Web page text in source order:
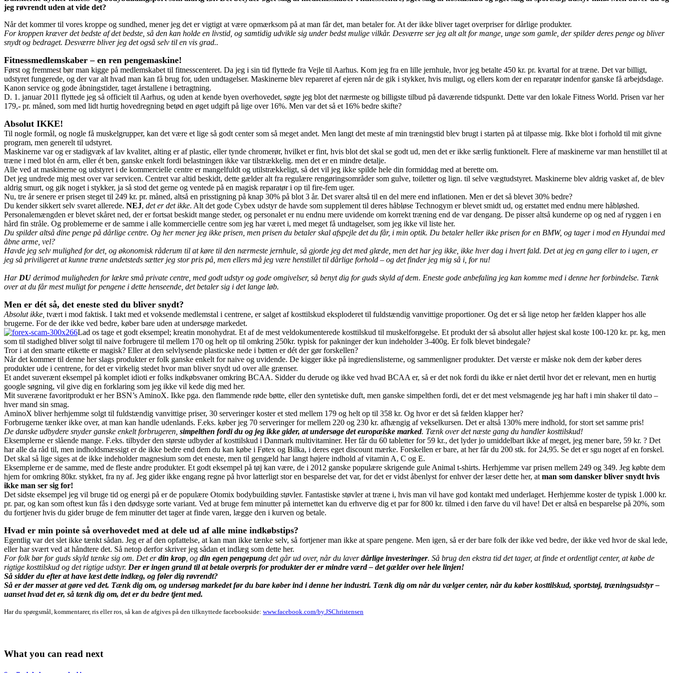
jeg røvrendt uden at vide det?
Når det kommer til vores kroppe og sundhed, mener jeg det er vigtigt at være opmærksom på at man får det, man betaler for. At der ikke bliver taget overpriser for dårlige produkter.
For kroppen kræver det bedste af det bedste, så den kan holde en livstid, og samtidig udvikle sig under bedst mulige vilkår. Desværre ser jeg alt alt for mange, unge som gamle, der spilder deres penge og bliver
snydt og bedraget. Desværre bliver jeg det også selv til en vis grad..
Fitnessmedlemskaber – en ren pengemaskine!
Først og fremmest bør man kigge på medlemskabet til fitnesscenteret. Da jeg i sin tid flyttede fra Vejle til Aarhus. Kom jeg fra en lille jernhule, hvor jeg betalte 450 kr. pr. kvartal for at træne. Det var billigt,
udstyret fungerede, og der var alt hvad man kan få brug for, uden undtagelser. Maskinerne blev repareret af ejeren når de gik i stykker, hvis muligt, og ellers kom der en reparatør indenfor ganske få arbejdsdage.
Kanon service og gode åbningstider, taget årstallene i betragtning.
D. 1. januar 2011 flyttede jeg så officielt til Aarhus, og uden at kende byen overhovedet, søgte jeg blot det nærmeste og billigste tilbud på daværende tidspunkt. Dette var den lokale Fitness World. Prisen var her
179,- pr. måned, som med lidt hurtig hovedregning betød en øget udgift på lige over 16%. Men var det så et 16% bedre skifte?
Absolut IKKE!
Til nogle formål, og nogle få muskelgrupper, kan det være et lige så godt center som så meget andet. Men langt det meste af min træningstid blev brugt i starten på at tilpasse mig. Ikke blot i forhold til mit givne
program, men generelt til udstyret.
Maskinerne var og er stadigvæk af lav kvalitet, alting er af plastic, eller tynde chromerør, hvilket er fint, hvis blot det skal se godt ud, men det er ikke særlig funktionelt. Flere af maskinerne var man henstillet til at
træne i med blot én arm, eller ét ben, ganske enkelt fordi belastningen ikke var tilstrækkelig. men det er en mindre detalje.
Alle ved at maskinerne og udstyret i de kommercielle centre er mangelfuldt og utilstrækkeligt, så det vil jeg ikke spilde hele din formiddag med at berette om.
Det jeg undrede mig mest over var servicen. Centret var altid beskidt, dette gælder alt fra regulære rengøringsområder som gulve, toiletter og lign. til selve vægtudstyret. Maskinerne blev aldrig vasket af, de blev
aldrig smurt, og gik noget i stykker, ja så stod det gerne og ventede på en magisk reparatør i op til fire-fem uger.
Nu, tre år senere er prisen steget til 249 kr. pr. måned, altså en prisstigning på knap 30% på blot 3 år. Det svarer altså til en del mere end inflationen. Men er det så blevet 30% bedre?
Du kender sikkert selv svaret allerede. NEJ, det er det ikke. Alt det gode Cybex udstyr de havde som supplement til deres håbløse Technogym er blevet smidt ud, og erstattet med endnu mere håbløshed.
Personalemængden er blevet skåret ned, der er fortsat beskidt mange steder, og personalet er nu endnu mere uvidende om korrekt træning end de var dengang. De pisser altså kunderne op og ned af ryggen i en
hård fin stråle. Og problemerne er de samme i alle kommercielle centre som jeg har været i, med meget få undtagelser, som jeg ikke vil liste her.
Du spilder altså dine penge på dårlige centre. Og her mener jeg ikke prisen, men prisen du betaler skal afspejle det du får, i min optik. Du betaler heller ikke prisen for en BMW, og tager i mod en Hyundai med
åbne arme, vel?
Havde jeg selv mulighed for det, og økonomisk råderum til at køre til den nærmeste jernhule, så gjorde jeg det med glæde, men det har jeg ikke, ikke hver dag i hvert fald. Det at jeg en gang eller to i ugen, er
jeg så priviligeret at kunne træne andetsteds sætter jeg stor pris på, men ellers må jeg være henstillet til dårlige forhold – og det finder jeg mig så i, for nu!
Har DUderimod muligheden for lækre små private centre, med godt udstyr og gode omgivelser, så benyt dig for guds skyld af dem. Eneste gode anbefaling jeg kan komme med i denne her forbindelse. Tænk
over at du får mest muligt for pengene i dette henseende, det betaler sig i det lange løb.
Men er dét så, det eneste sted du bliver snydt?
Absolut ikke, tvært i mod faktisk. I takt med et voksende medlemstal i centrene, er salget af kosttilskud eksploderet til fuldstændig vanvittige proportioner. Og det er så lige netop her fælden klapper hos alle
brugerne. For de der ikke ved bedre, køber bare uden at undersøge markedet.
Lad os tage et godt eksempel; kreatin monohydrat. Et af de mest veldokumenterede kosttilskud til muskelforøgelse. Et produkt der så absolut aller højest skal koste 100-120 kr. pr. kg, men
som til stadighed bliver solgt til naive forbrugere til mellem 170 og helt op til omkring 250kr. typisk for pakninger der kun indeholder 3-400g. Er folk blevet bindegale?
Tror i at den smarte etikette er magisk? Eller at den selvlysende plasticske nede i bøtten er dét der gør forskellen?
Når det kommer til denne her slags produkter er folk ganske enkelt for naive og uvidende. De kigger ikke på ingredienslisterne, og sammenligner produkter. Det værste er måske nok dem der køber deres
produkter ude i centrene, for det er virkelig stedet hvor man bliver snydt ud over alle grænser.
Et andet suverænt eksempel på komplet idioti er folks indkøbsvaner omkring BCAA. Sidder du derude og ikke ved hvad BCAA er, så er det nok fordi du ikke er nået dertil hvor det er relevant, men en hurtig
google søgning, vil give dig en forklaring som jeg ikke vil kede dig med her.
Mit suveræne favoritprodukt er her BSN’s AminoX. Ikke pga. den flammende røde bøtte, eller den syntetiske duft, men ganske simpelthen fordi, det er det mest velsmagende jeg har haft i min shaker til dato –
hver mand sin smag.
AminoX bliver herhjemme solgt til fuldstændig vanvittige priser, 30 serveringer koster et sted mellem 179 og helt op til 358 kr. Og hvor er det så fælden klapper her?
Forbrugerne tænker ikke over, at man kan handle udenlands. F.eks. køber jeg 70 serveringer for mellem 220 og 230 kr. afhængig af vekselkursen. Det er altså 130% mere indhold, for stort set samme pris!
De danske udbydere snyder ganske enkelt forbrugeren, simpelthen fordi du og jeg ikke gider, at undersøge det europæiske marked. Tænk over det næste gang du handler kosttilskud!
Eksemplerne er slående mange. F.eks. tilbyder den største udbyder af kosttilskud i Danmark multivitaminer. Her får du 60 tabletter for 59 kr., det lyder jo umiddelbart ikke af meget, jeg mener bare, 59 kr. ? Det
har alle da råd til, men indholdsmæssigt er de ikke bedre end dem du kan købe i Føtex og Bilka, i deres eget discount mærke. Forskellen er bare, at her får du 200 stk. for 24,95. Se det er sgu noget af en forskel.
Det skal så lige siges at de ikke indeholder magnesium som det eneste, men til gengæld har langt højere indhold af vitamin A, C og E.
Eksemplerne er de samme, med de fleste andre produkter. Et godt eksempel på tøj kan være, de i 2012 ganske populære skrigende gule Animal t-shirts. Herhjemme var prisen mellem 249 og 349. Jeg købte dem
hjem for omkring 80kr. stykket, fra ny af. Jeg gider ikke engang regne på hvor latterligt stor en besparelse det var, for det er vidst åbenlyst for enhver der læser dette her, at man som dansker bliver snydt hvis
ikke man ser sig for!
Det sidste eksempel jeg vil bruge tid og energi på er de populære Otomix bodybuilding støvler. Fantastiske støvler at træne i, hvis man vil have god kontakt med underlaget. Herhjemme koster de typisk 1.000 kr.
pr. par, og kan som oftest kun fås i den dødsyge sorte variant. Ved at bruge fem minutter på internettet kan du erhverve dig et par for 800 kr. tilmed i den farve du vil have! Det er altså en besparelse på 20%, som
du fortjener hvis du gider bruge de fem minutter det tager at finde varen, lægge den i kurven og betale.
Hvad er min pointe så overhovedet med at dele ud af alle mine indkøbstips?
Egentlig var det slet ikke tænkt sådan. Jeg er af den opfattelse, at kan man ikke tænke selv, så fortjener man ikke at spare pengene. Men igen, så er der bare folk der ikke ved bedre, der ikke ved hvor de skal lede,
eller har svært ved at håndtere det. Så netop derfor skriver jeg sådan et indlæg som dette her.
For folk bør for guds skyld tænke sig om. Det erdin krop , og din egen pengepung det går ud over, når du laverdårlige investeringer. Så brug den ekstra tid det tager, at finde et ordentligt center, at købe de
rigtige kosttilskud og det rigtige udstyr. Der er ingen grund til at betale overpris for produkter der er mindre værd – det gælder over hele linjen!
Så sidder du efter at have læst dette indlæg, og føler dig røvrendt?
Så er der masser at gøre ved det. Tænk dig om, og undersøg markedet før du bare køber ind i denne her industri. Tænk dig om når du vælger center, når du køber kosttilskud, sportstøj, træningsudstyr –
uanset hvad det er, så tænk dig om, det er du bedre tjent med.
Har du spørgsmål, kommentarer, ris eller ros, så kan de afgives på den tilknyttede facebookside: www.facebook.com/by.JSChristensen
What you can read next